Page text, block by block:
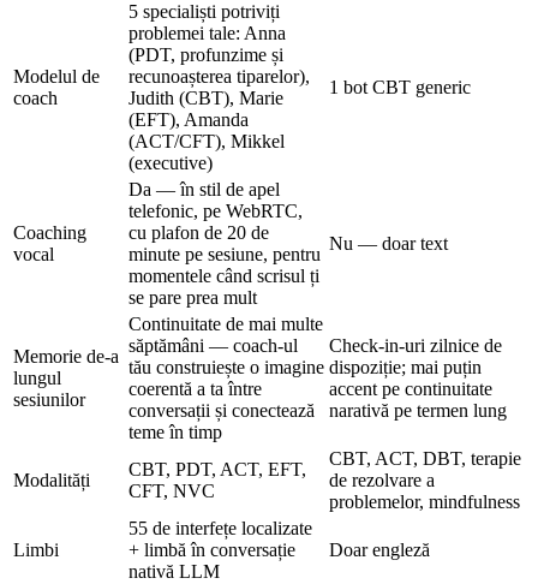
Modelul de
coach
5 specialiști potriviți
problemei tale: Anna
(PDT, profunzime și
recunoașterea tiparelor),
Judith (CBT), Marie
(EFT), Amanda
(ACT/CFT), Mikkel
(executive)
1 bot CBT generic
Coaching
vocal
Da — în stil de apel
telefonic, pe WebRTC,
cu plafon de 20 de
minute pe sesiune, pentru
momentele când scrisul ți
se pare prea mult
Nu — doar text
Memorie de-a
lungul
sesiunilor
Continuitate de mai multe
săptămâni — coach-ul
tău construiește o imagine
coerentă a ta între
conversații și conectează
teme în timp
Check-in-uri zilnice de
dispoziție; mai puțin
accent pe continuitate
narativă pe termen lung
Modalități
CBT, PDT, ACT, EFT,
CFT, NVC
CBT, ACT, DBT, terapie
de rezolvare a
problemelor, mindfulness
Limbi
55 de interfețe localizate
+ limbă în conversație
nativă LLM
Doar engleză